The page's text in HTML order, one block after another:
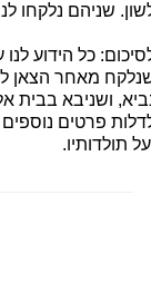
שניהם נלקחו
כל הידוע
מאחר הצאן
ושניבא בבית
פרטים
תולדותיו.